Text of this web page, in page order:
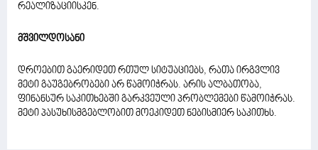
რეალიზაციისკენ.
მშვილდოსანი
დროებით გაერიდეთ რთულ სიტუაციებს, რათა ირგვლივ
მეტი გაუგებრობები არ წამოიჭრას. არის ალბათობა,
ფინანსურ საკითხებში გარკვეული პრობლემები წამოიჭრას.
მეტი პასუხისმგებლობით მოეკიდეთ ნებისმიერ საკითხს.